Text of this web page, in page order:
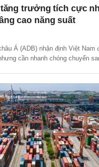
tăng trưởng tích cực
cao năng suất
Á (ADB) nhận định Việt Nam
cần nhanh chóng chuyển
FDI...